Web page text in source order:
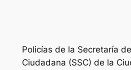
Policías de la Secretaría
Ciudadana (SSC) de la